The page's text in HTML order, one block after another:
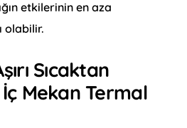
etkilerinin en aza
olabilir.
Sıcaktan
Mekan Termal